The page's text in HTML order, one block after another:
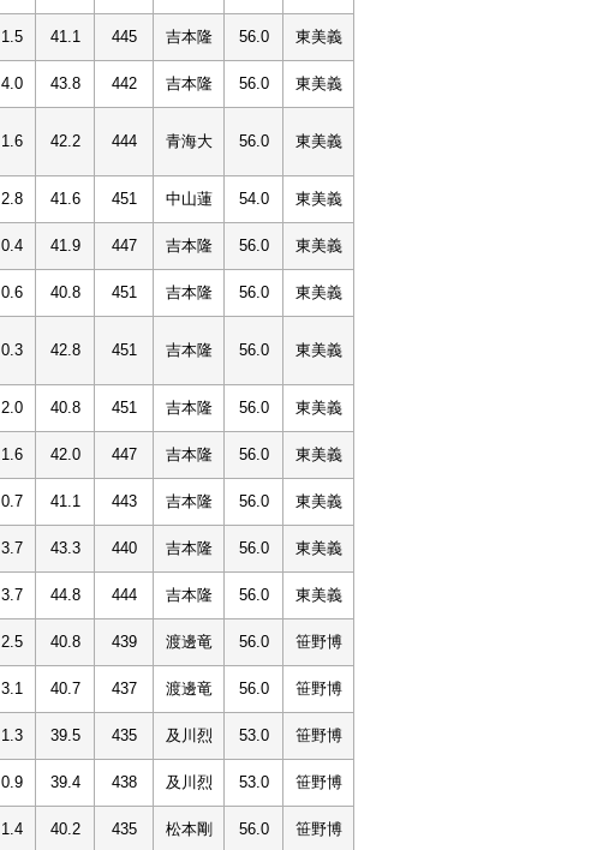
1.5 41.1 445 吉本隆 56.0 東美義
4.0 43.8 442 吉本隆 56.0 東美義
1.6 42.2 444 青海大 56.0 東美義
2.8 41.6 451 中山蓮 54.0 東美義
0.4 41.9 447 吉本隆 56.0 東美義
0.6 40.8 451 吉本隆 56.0 東美義
0.3 42.8 451 吉本隆 56.0 東美義
2.0 40.8 451 吉本隆 56.0 東美義
1.6 42.0 447 吉本隆 56.0 東美義
0.7 41.1 443 吉本隆 56.0 東美義
3.7 43.3 440 吉本隆 56.0 東美義
3.7 44.8 444 吉本隆 56.0 東美義
2.5 40.8 439 渡邊竜 56.0 笹野博
3.1 40.7 437 渡邊竜 56.0 笹野博
1.3 39.5 435 及川烈 53.0 笹野博
0.9 39.4 438 及川烈 53.0 笹野博
1.4 40.2 435 松本剛 56.0 笹野博